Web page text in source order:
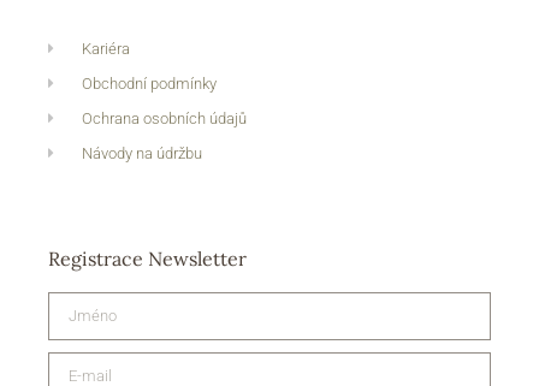
Kariéra
Obchodní podmínky
Ochrana osobních údajů
Návody na údržbu
Registrace Newsletter